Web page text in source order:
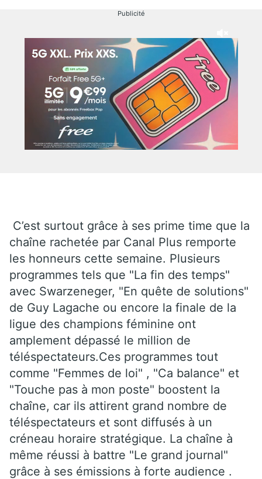
Publicité
C’est surtout grâce à ses prime time que la
chaîne rachetée par Canal Plus remporte
les honneurs cette semaine. Plusieurs
programmes tels que "La fin des temps"
avec Swarzeneger, "En quête de solutions"
de Guy Lagache ou encore la finale de la
ligue des champions féminine ont
amplement dépassé le million de
téléspectateurs.Ces programmes tout
comme "Femmes de loi" , "Ca balance" et
"Touche pas à mon poste" boostent la
chaîne, car ils attirent grand nombre de
téléspectateurs et sont diffusés à un
créneau horaire stratégique. La chaîne à
même réussi à battre "Le grand journal"
grâce à ses émissions à forte audience .